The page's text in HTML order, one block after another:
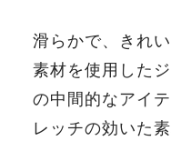
滑らかで、きれ
素材を使用した
の中間的なアイ
レッチの効いた